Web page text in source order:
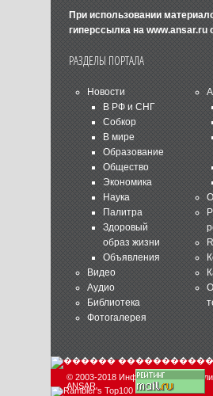
При использовании
гиперссылка на www.ansar.ru
РАЗДЕЛЫ ПОРТАЛА
Новости
В РФ и СНГ
Собкор
В мире
Образование
Общество
Экономика
Наука
Палитра
Здоровый
образ жизни
Объявления
Видео
Аудио
Библиотека
Фотогалерея
© 2003-2018 Информационно-
ANSAR